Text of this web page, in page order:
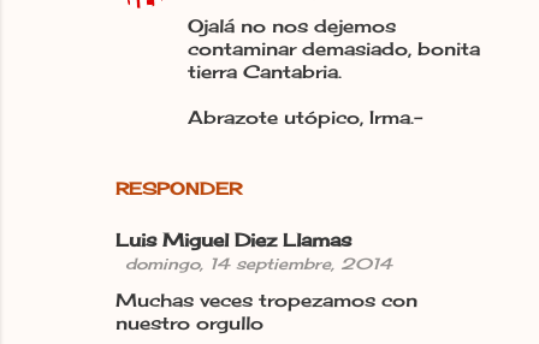
RESPONDER
Ojalá no nos dejemos
contaminar demasiado, bonita
tierra Cantabria.
Abrazote utópico, Irma.-
Luis Miguel Diez Llamas
domingo, 14 septiembre, 2014
Muchas veces tropezamos con
nuestro orgullo